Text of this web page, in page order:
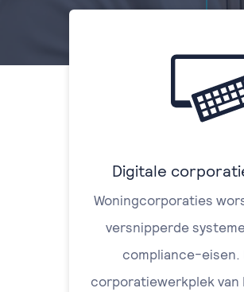
Digitale
Woningcorporaties
versnipperde
compliance-eisen.
corporatiewerkplek